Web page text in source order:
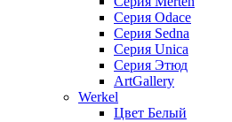
Серия Odace
Серия Sedna
Серия Unica
Серия Этюд
ArtGallery
Werkel
Цвет Белый